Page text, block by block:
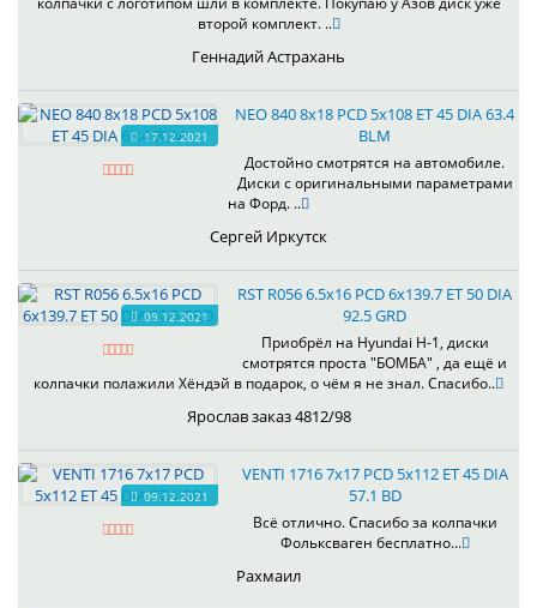
второй комплект. ..
Геннадий Астрахань
17.12.2021
NEO 840 8x18 PCD 5x108 ET 45 DIA 63.4
BLM
Достойно смотрятся на автомобиле.
Диски с оригинальными параметрами
на Форд. ..
Сергей Иркутск
09.12.2021
RST R056 6.5x16 PCD 6x139.7 ET 50 DIA
92.5 GRD
Приобрёл на Hyundai H-1, диски
смотрятся проста "БОМБА" , да ещё и
колпачки полажили Хёндэй в подарок, о чём я не знал. Спасибо..
Ярослав заказ 4812/98
09.12.2021
VENTI 1716 7x17 PCD 5x112 ET 45 DIA
57.1 BD
Всё отлично. Спасибо за колпачки
Фольксваген бесплатно...
Рахмаил